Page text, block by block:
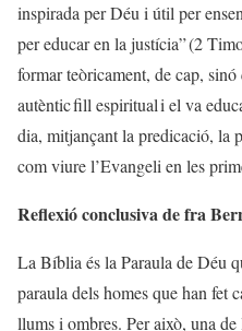
inspirada per Déu i útil per
per educar en la justícia” (2
formar teòricament, de cap,
autèntic fill espiritual i el va
dia, mitjançant la predicació, la
com viure l’Evangeli en les
Reflexió conclusiva de fra
La Bíblia és la Paraula de Déu
paraula dels homes que han fet
llums i ombres. Per això, una de